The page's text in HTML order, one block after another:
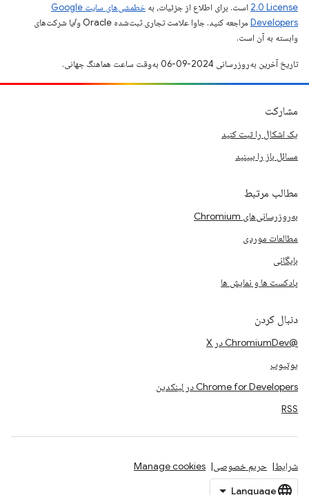
2.0 License است. برای اطلاع از جزئیات، به
خطمشی‌های سایت Google
Developers‏
مراجعه کنید. جاوا علامت تجاری ثبت‌شده Oracle و/یا شرکت‌های
وابسته به آن است.
تاریخ آخرین به‌روزرسانی 2024-09-06 به‌وقت ساعت هماهنگ جهانی.
مشارکت
یک اشکال را ثبت کنید
مسائل باز را ببینید
مطالب مرتبط
به‌روزرسانی‌های Chromium
مطالعات موردی
بایگانی
پادکست ها و نمایش ها
دنبال کردن
@ChromiumDev در X
یوتیوب
Chrome for Developers در لینکدین
RSS
شرایط حریم خصوصی Manage cookies